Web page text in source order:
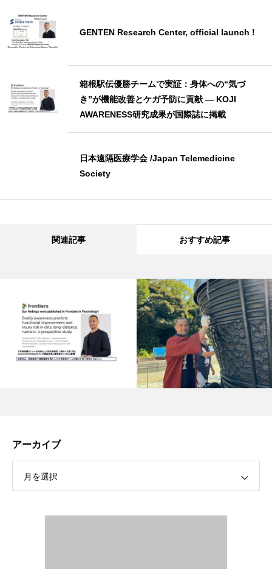
GENTEN Research Center, official launch !
箱根駅伝優勝チームで実証：身体への“気づ
き”が機能改善とケガ予防に貢献 ― KOJI
AWARENESS研究成果が国際誌に掲載
日本遠隔医療学会 /Japan Telemedicine
Society
関連記事 おすすめ記事
アーカイブ
月を選択